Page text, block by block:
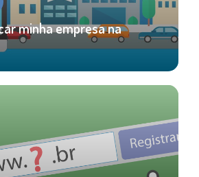
minha empresa na